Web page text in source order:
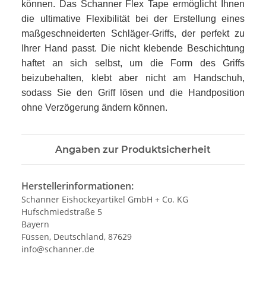
können. Das Schanner Flex Tape ermöglicht Ihnen
die ultimative Flexibilität bei der Erstellung eines
maßgeschneiderten Schläger-Griffs, der perfekt zu
Ihrer Hand passt. Die nicht klebende Beschichtung
haftet an sich selbst, um die Form des Griffs
beizubehalten, klebt aber nicht am Handschuh,
sodass Sie den Griff lösen und die Handposition
ohne Verzögerung ändern können.
Angaben zur Produktsicherheit
Herstellerinformationen:
Schanner Eishockeyartikel GmbH + Co. KG
Hufschmiedstraße 5
Bayern
Füssen, Deutschland, 87629
info@schanner.de